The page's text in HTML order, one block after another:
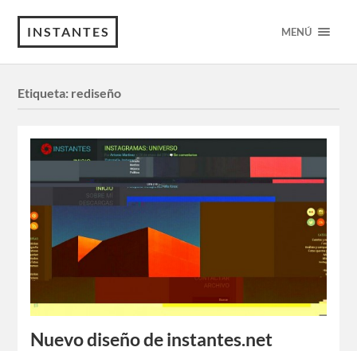
INSTANTES MENÚ
Etiqueta: rediseño
Nuevo diseño de instantes.net